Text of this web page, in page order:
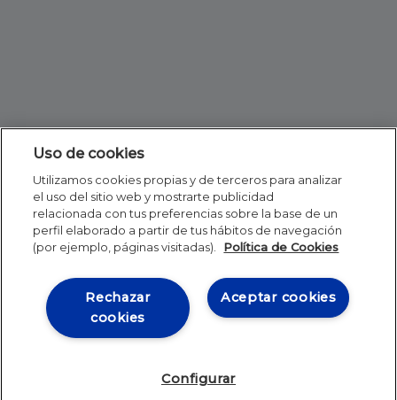
Uso de cookies
Utilizamos cookies propias y de terceros para analizar
el uso del sitio web y mostrarte publicidad
relacionada con tus preferencias sobre la base de un
perfil elaborado a partir de tus hábitos de navegación
(por ejemplo, páginas visitadas).
Política de Cookies
Aceptar cookies
Rechazar
cookies
Configurar